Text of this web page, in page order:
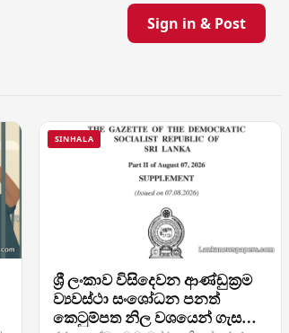
Sign in & Post
SINHALA
ශ්‍රී ලංකාව විසිදෙවන ආණ්ඩුක්‍රම
ව්‍යවස්ථා සංශෝධන පනත්
කෙටුම්පත නිල වශයෙන් ගැසට්